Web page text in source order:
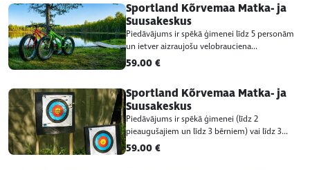
Sportland Kõrvemaa Matka- ja
Suusakeskus
Piedāvājums ir spēkā ģimenei līdz 5 personām
un ietver aizraujošu velobrauciena...
59.00 €
Sportland Kõrvemaa Matka- ja
Suusakeskus
Piedāvājums ir spēkā ģimenei (līdz 2
pieaugušajiem un līdz 3 bērniem) vai līdz 3...
59.00 €